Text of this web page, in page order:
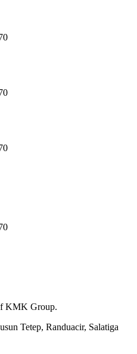
KMK Group.
Tetep, Randuacir, Salatiga